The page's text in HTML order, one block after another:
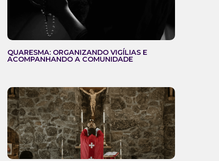
QUARESMA: ORGANIZANDO VIGÍLIAS E
ACOMPANHANDO A COMUNIDADE